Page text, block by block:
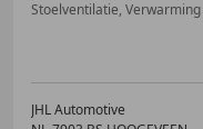
JHL Automotive